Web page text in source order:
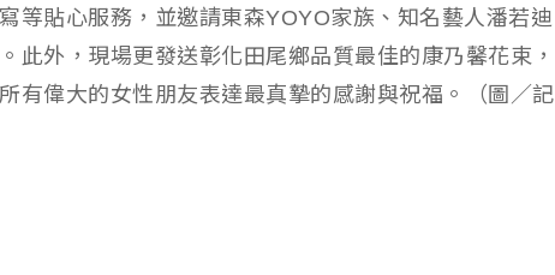
等貼心服務，並邀請東森YOYO家族、知名藝人潘若迪
此外，現場更發送彰化田尾鄉品質最佳的康乃馨花束，
有偉大的女性朋友表達最真摯的感謝與祝福。（圖／記